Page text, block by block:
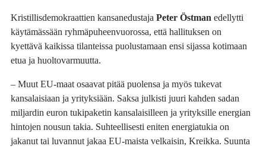
Kristillisdemokraattien kansanedustajaPeter Östman edellytti
käytämässään ryhmäpuheenvuorossa, että hallituksen on
kyettävä kaikissa tilanteissa puolustamaan ensi sijassa kotimaan
etua ja huoltovarmuutta.
– Muut EU-maat osaavat pitää puolensa ja myös tukevat
kansalaisiaan ja yrityksiään. Saksa julkisti juuri kahden sadan
miljardin euron tukipaketin kansalaisilleen ja yrityksille energian
hintojen nousun takia. Suhteellisesti eniten energiatukia on
jakanut tai luvannut jakaa EU-maista velkaisin, Kreikka. Suunta